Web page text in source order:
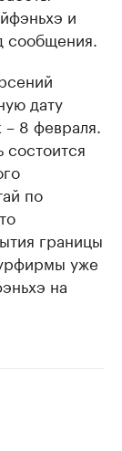
и
сообщения.
дату
8 февраля.
по
границы
уже
на